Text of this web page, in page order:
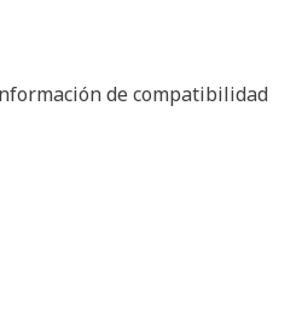
stably and predictably.
surfaces during
to dislodge tightly fitted
diameters.
de compatibilidad